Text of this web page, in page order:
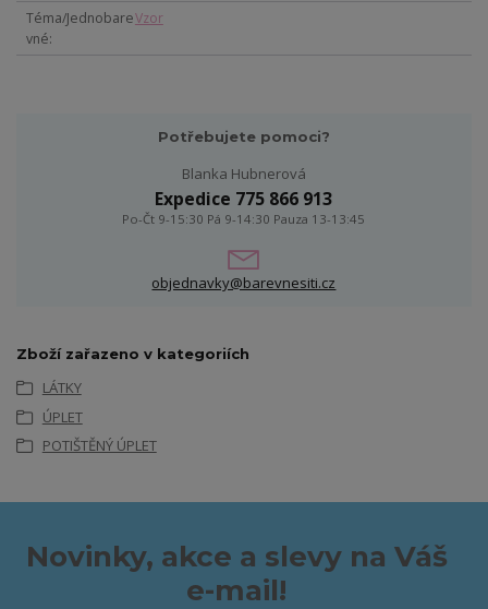
Téma/Jednobare
vné
Vzor
Potřebujete pomoci?
Blanka Hubnerová
Expedice 775 866 913
Po-Čt 9-15:30 Pá 9-14:30 Pauza 13-13:45
objednavky@barevnesiti.cz
Zboží zařazeno v kategoriích
LÁTKY
ÚPLET
POTIŠTĚNÝ ÚPLET
Novinky, akce a slevy na Váš
e-mail!